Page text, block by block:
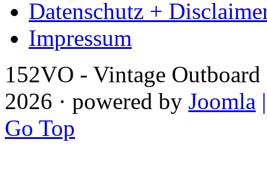
Datenschutz +
Impressum
152VO - Vintage
2026 · powered by Joomla
Go Top